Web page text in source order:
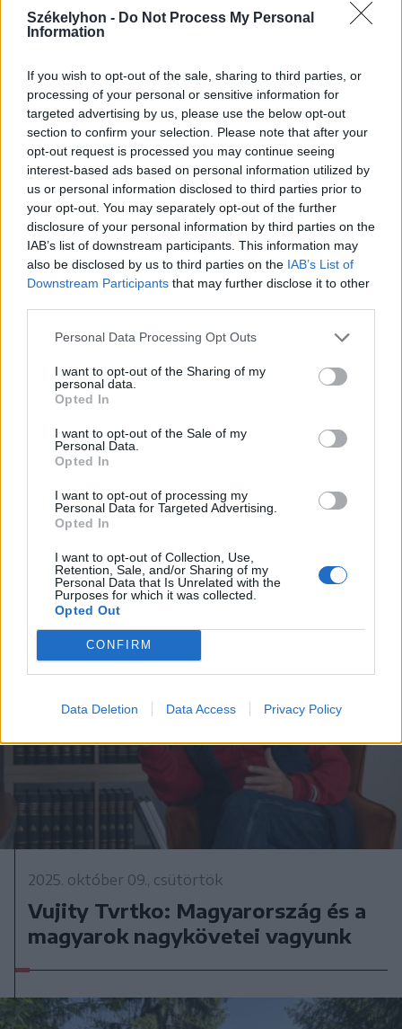
Székelyhon - Do Not Process My Personal
Information
If you wish to opt-out of the sale, sharing to third parties, or
processing of your personal or sensitive information for
targeted advertising by us, please use the below opt-out
section to confirm your selection. Please note that after your
opt-out request is processed you may continue seeing
interest-based ads based on personal information utilized by
us or personal information disclosed to third parties prior to
your opt-out. You may separately opt-out of the further
disclosure of your personal information by third parties on the
IAB’s list of downstream participants. This information may
also be disclosed by us to third parties on the IAB’s List of
Downstream Participants that may further disclose it to other
Personal Data Processing Opt Outs
I want to opt-out of the Sharing of my
personal data.
Opted In
I want to opt-out of the Sale of my
Personal Data.
Opted In
I want to opt-out of processing my
Personal Data for Targeted Advertising.
Opted In
I want to opt-out of Collection, Use,
Retention, Sale, and/or Sharing of my
Personal Data that Is Unrelated with the
Purposes for which it was collected.
Opted Out
CONFIRM
Data Deletion Data Access Privacy Policy
Ukrajnában jó, ha van egy zöld
pipád
2025. október 24., péntek
Kisvárosi terrortól a betiltott
székely zászlóig. Szondy Zoltán
a Summában
2025. október 09., csütörtök
Vujity Tvrtko: Magyarország és a
magyarok nagykövetei vagyunk